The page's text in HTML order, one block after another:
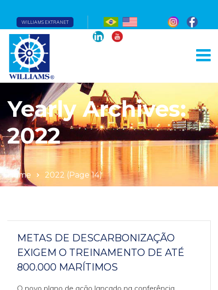
WILLIAMS EXTRANET
Yearly Archives:
2022
Home 2022 (Page 14)
METAS DE DESCARBONIZAÇÃO
EXIGEM O TREINAMENTO DE ATÉ
800.000 MARÍTIMOS
O novo plano de ação lançado na conferência